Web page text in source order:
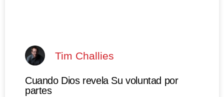
Tim Challies
Cuando Dios revela Su voluntad por
partes